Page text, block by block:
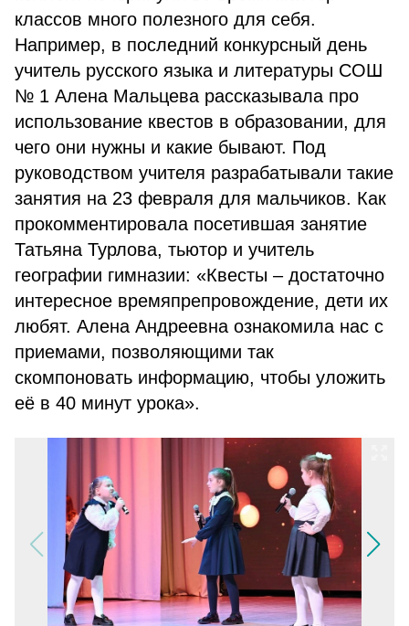
классов много полезного для себя.
Например, в последний конкурсный день
учитель русского языка и литературы СОШ
№ 1 Алена Мальцева рассказывала про
использование квестов в образовании, для
чего они нужны и какие бывают. Под
руководством учителя разрабатывали такие
занятия на 23 февраля для мальчиков. Как
прокомментировала посетившая занятие
Татьяна Турлова, тьютор и учитель
географии гимназии: «Квесты – достаточно
интересное времяпрепровождение, дети их
любят. Алена Андреевна ознакомила нас с
приемами, позволяющими так
скомпоновать информацию, чтобы уложить
её в 40 минут урока».